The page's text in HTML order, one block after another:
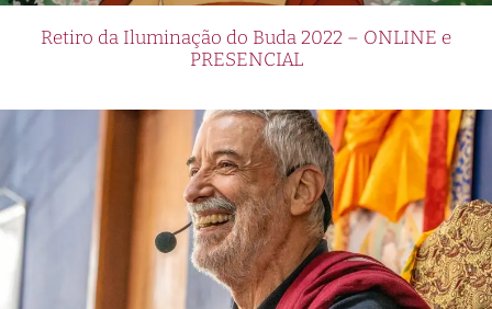
Retiro da Iluminação do Buda 2022 – ONLINE e
PRESENCIAL